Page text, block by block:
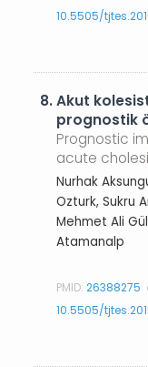
10.5505/
8.Akut
prognostik
Prognostic
acute
Nurhak
Ozturk, Sukru
Mehmet Ali
Atamanalp
PMID:26388275
10.5505/